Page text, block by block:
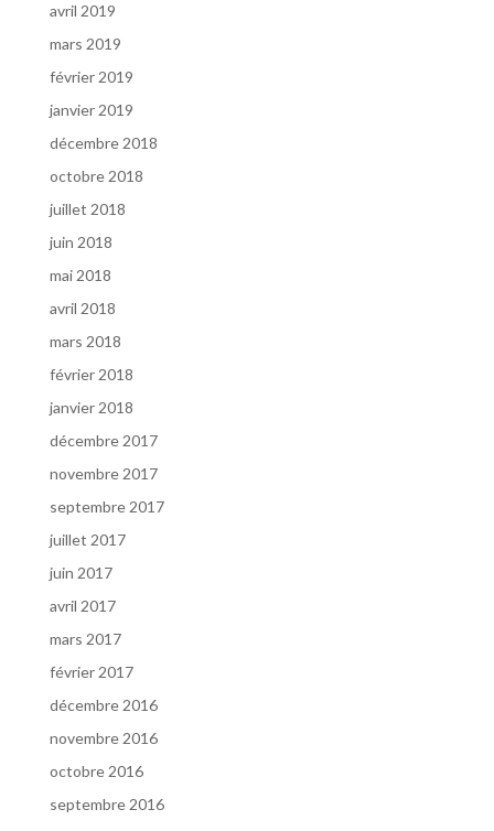
avril 2019
mars 2019
février 2019
janvier 2019
décembre 2018
octobre 2018
juillet 2018
juin 2018
mai 2018
avril 2018
mars 2018
février 2018
janvier 2018
décembre 2017
novembre 2017
septembre 2017
juillet 2017
juin 2017
avril 2017
mars 2017
février 2017
décembre 2016
novembre 2016
octobre 2016
septembre 2016